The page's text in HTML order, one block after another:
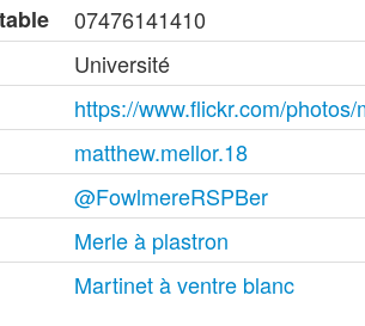
07476141410
Université
https://www.flickr.com/
matthew.mellor.18
@FowlmereRSPBer
Merle à plastron
Martinet à ventre blanc